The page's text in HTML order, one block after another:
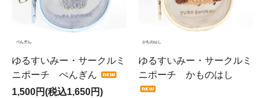
ゆるすいみー・サークルミ
ニポーチ ぺんぎん
1,500円(税込1,650円)
ゆるすいみー・サークルミ
ニポーチ かものはし